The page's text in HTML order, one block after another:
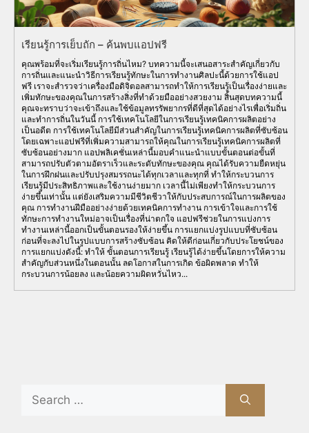
เรียนรู้การเย็บถัก – ค้นพบแอปฟรี
คุณพร้อมที่จะเริ่มเรียนรู้การถิ่นไหม? บทความนี้จะเสนอสาระสำคัญเกี่ยวกับ
การถิ่นและแนะนำวิธีการเรียนรู้ทักษะในการทำงานศิลปะนี้ด้วยการใช้แอป
ฟรี เราจะสำรวจว่าเครื่องมือดิจิตอลสามารถทำให้การเรียนรู้เป็นเรื่องง่ายและ
เพิ่มทักษะของคุณในการสร้างสิ่งที่ทำด้วยมืออย่างสวยงาม สิ้นสุดบทความนี้
คุณจะทราบว่าจะเข้าถึงและใช้ข้อมูลทรรัพยากรที่ดีที่สุดได้อย่างไรเพื่อเริ่มถิ่น
และทำการถิ่นในวันนี้ การใช้เทคโนโลยีในการเรียนรู้เทคนิคการผลิตอย่าง
เป็นอดีต การใช้เทคโนโลยีมีส่วนสำคัญในการเรียนรู้เทคนิคการผลิตที่ซับซ้อน
โดยเฉพาะแอปฟรีที่เพิ่มความสามารถให้คุณในการเรียนรู้เทคนิคการผลิตที่
ซับซ้อนอย่างมาก แอปพลิเคชั่นเหล่านี้มอบคำแนะนำแบบขั้นตอนต่อขั้นที่
สามารถปรับตัวตามอัตราเร็วและระดับทักษะของคุณ คุณได้รับความยืดหยุ่น
ในการฝึกฝนและปรับปรุงสมรรถนะได้ทุกเวลาและทุกที่ ทำให้กระบวนการ
เรียนรู้มีประสิทธิภาพและใช้งานง่ายมาก เวลานี้ไม่เพียงทำให้กระบวนการ
ง่ายขึ้นเท่านั้น แต่ยังเสริมความมีชีวิตชีวาให้กับประสบการณ์ในการผลิตของ
คุณ การทำงานฝีมืออย่างง่ายด้วยเทคนิคการทำงาน การเข้าใจและการใช้
ทักษะการทำงานใหม่อาจเป็นเรื่องที่น่าตกใจ แอปฟรีช่วยในการแบ่งการ
ทำงานเหล่านี้ออกเป็นขั้นตอนรองให้ง่ายขึ้น การแยกแบ่งรูปแบบที่ซับซ้อน
ก่อนที่จะลงไปในรูปแบบการสร้างซับซ้อน คิดให้ดีก่อนเกี่ยวกับประโยชน์ของ
การแยกแบ่งดังนี้: ทำให้ ขั้นตอนการเรียนรู้ เรียนรู้ได้ง่ายขึ้นโดยการให้ความ
สำคัญกับส่วนหนึ่งในตอนนั้น ลดโอกาสในการเกิด ข้อผิดพลาด ทำให้
กระบวนการน้อยลง และน้อยความผิดหวั่นไหว...
for: